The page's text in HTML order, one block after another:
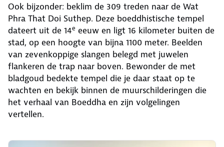
Ook bijzonder: beklim de 309 treden naar de Wat
Phra That Doi Suthep. Deze boeddhistische tempel
dateert uit de 14e eeuw en ligt 16 kilometer buiten de
stad, op een hoogte van bijna 1100 meter. Beelden
van zevenkoppige slangen belegd met juwelen
flankeren de trap naar boven. Bewonder de met
bladgoud bedekte tempel die je daar staat op te
wachten en bekijk binnen de muurschilderingen die
het verhaal van Boeddha en zijn volgelingen
vertellen.